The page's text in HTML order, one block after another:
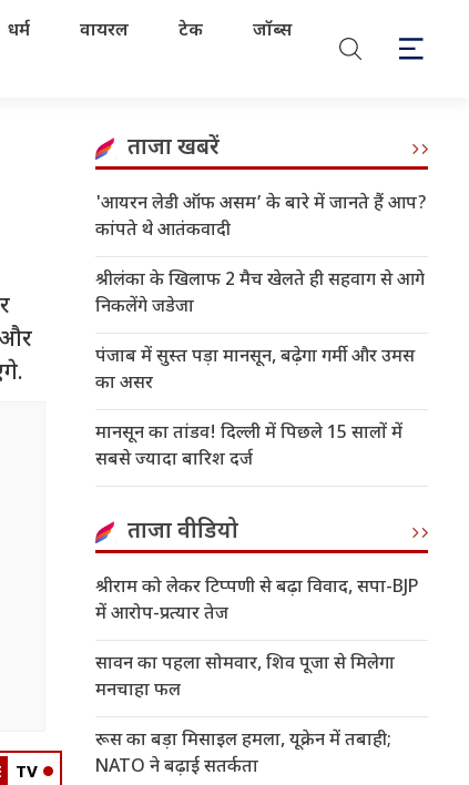
धर्म वायरल टेक जॉब्स
और
TV
ताजा खबरें
'आयरन लेडी ऑफ असम’ के बारे में जानते हैं आप?
कांपते थे आतंकवादी
श्रीलंका के खिलाफ 2 मैच खेलते ही सहवाग से आगे
निकलेंगे जडेजा
पंजाब में सुस्त पड़ा मानसून, बढ़ेगा गर्मी और उमस
का असर
मानसून का तांडव! दिल्ली में पिछले 15 सालों में
सबसे ज्यादा बारिश दर्ज
ताजा वीडियो
श्रीराम को लेकर टिप्पणी से बढ़ा विवाद, सपा-BJP
में आरोप-प्रत्यार तेज
सावन का पहला सोमवार, शिव पूजा से मिलेगा
मनचाहा फल
रूस का बड़ा मिसाइल हमला, यूक्रेन में तबाही;
NATO ने बढ़ाई सतर्कता